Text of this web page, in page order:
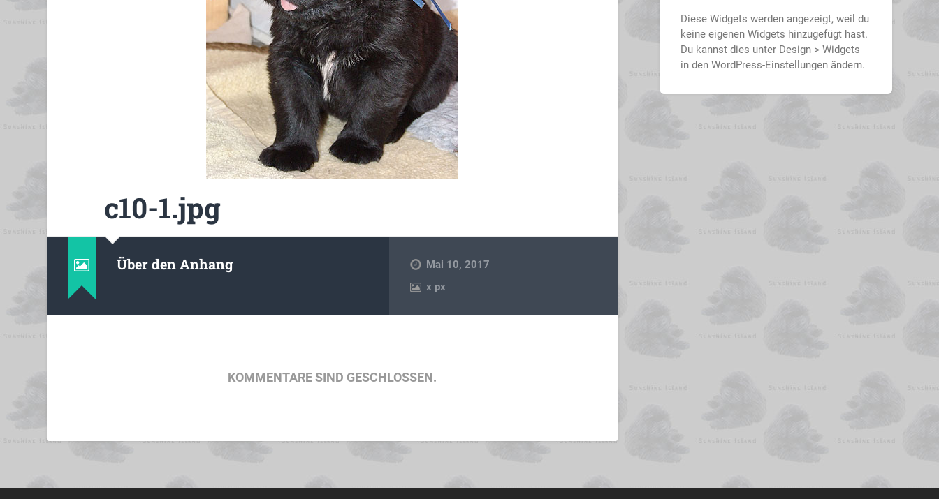
c10-1.jpg
Über den Anhang
Mai 10, 2017
x px
KOMMENTARE SIND GESCHLOSSEN.
Diese Widgets werden angezeigt, weil du
keine eigenen Widgets hinzugefügt hast.
Du kannst dies unter Design > Widgets
in den WordPress-Einstellungen ändern.